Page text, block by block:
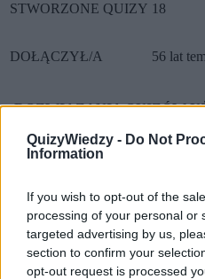
QuizyWiedzy - Do Not
Information
If you wish to opt-out of the
processing of your personal or
targeted advertising by us,
section to confirm your
opt-out request is processed
STWORZONE QUIZY 18
DOŁĄCZYŁ/A 56 lat
ROZWIĄZANIA QUIZÓW
W SUMIE 78091
DZISIAJ
Najnowsze
Najpopularniejsze